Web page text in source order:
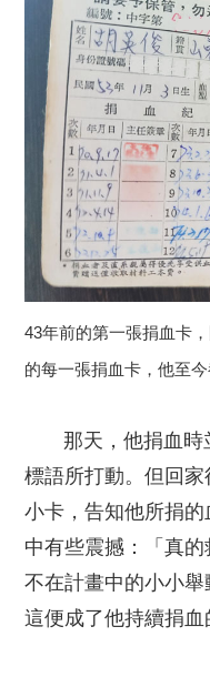
43年前的第一張捐血卡
的每一張捐血卡，他至今
那天，他捐血時
標語所打動。但回
小卡，告知他所捐
中有些震撼：「真
不在計畫中的小小舉
這便成了他持續捐血